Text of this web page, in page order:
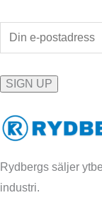
Rydbergs säljer
industri.